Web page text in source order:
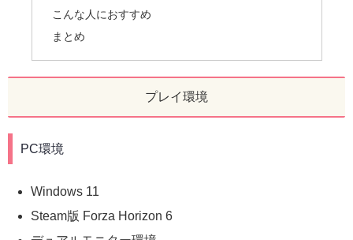
こんな人におすすめ
まとめ
プレイ環境
PC環境
Windows 11
Steam版 Forza Horizon 6